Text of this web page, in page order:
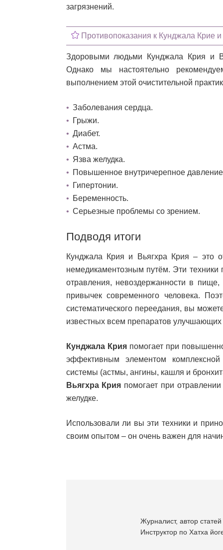
загрязнений.
Противопоказания к Кунджала Крие и
Здоровыми людьми Кунджала Крия и
Однако мы настоятельно
выполнением этой очистительной
Заболевания сердца.
Грыжи.
Диабет.
Астма.
Язва желудка.
Повышенное внутричерепное
Гипертонии.
Беременность.
Серьезные проблемы со зрением.
Подводя итоги
Кунджала Крия и Вьягхра Крия – это
немедикаментозным путём. Эти техники
отравления, невоздержанности в
привычек современного человека.
систематического переедания, вы
известных всем препаратов
Кунджала Крияпомогает при
эффективным элементом
системы (астмы, ангины, кашля и
Вьягхра Крия помогает при
желудке.
Использовали ли вы эти техники и
своим опытом – он очень важен для
Журналист, автор
Инструктор по Хатха